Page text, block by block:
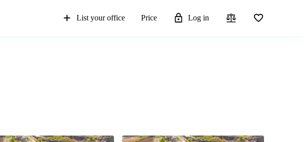
List your office Price Log in